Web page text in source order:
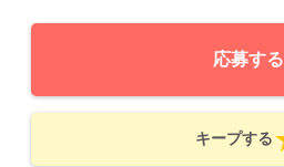
応募する
キープする